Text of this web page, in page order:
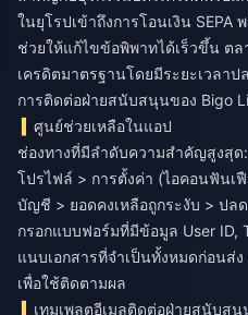
ในยุโรปเข้าถึงการโอนเงิน SEPA
ช่วยให้แก้ไขข้อพิพาทได้เร็วขึ้น ต
เครดิตมาตรฐานโดยมีระยะเวลา
การติดต่อฝ่ายสนับสนุนของ Bigo
ศูนย์ช่วยเหลือในแอป
ช่องทางที่มีลำดับความสำคัญสูงสุด
โปรไฟล์ > การตั้งค่า (ไอคอนฟันเ
บัญชี > ยอดคงเหลือถูกระงับ > ป
กรอกแบบฟอร์มที่มีข้อมูล User ID,
แนบเอกสารที่จำเป็นทั้งหมดก่อนส่
เพื่อใช้ติดตามผล
เทมเพลตอีเมลติดต่อฝ่ายสนับสนุ